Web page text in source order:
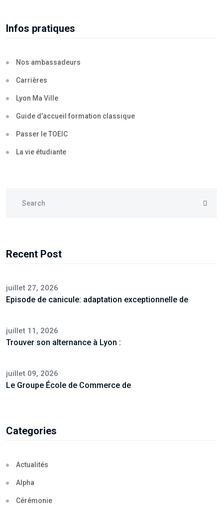
Infos pratiques
Nos ambassadeurs
Carrières
Lyon Ma Ville
Guide d’accueil formation classique
Passer le TOEIC
La vie étudiante
Recent Post
juillet 27, 2026
Episode de canicule: adaptation exceptionnelle de
juillet 11, 2026
Trouver son alternance à Lyon :
juillet 09, 2026
Le Groupe École de Commerce de
Categories
Actualités
Alpha
Cérémonie